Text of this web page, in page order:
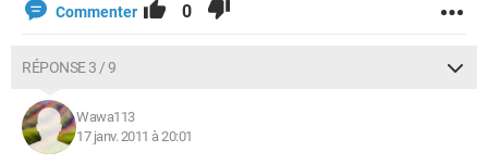
Commenter 0
RÉPONSE 3 / 9
Wawa113
17 janv. 2011 à 20:01